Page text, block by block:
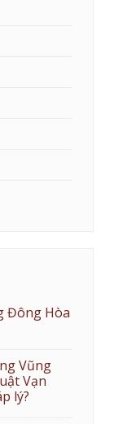
Đông Hòa
Vũng
Vạn
lý?